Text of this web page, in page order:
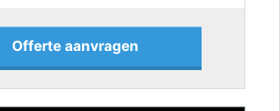
Offerte aanvragen